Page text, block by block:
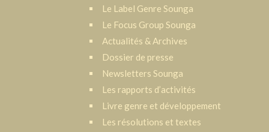
Le Label Genre Sounga
Le Focus Group Sounga
Actualités & Archives
Dossier de presse
Newsletters Sounga
Les rapports d’activités
Livre genre et développement
Les résolutions et textes